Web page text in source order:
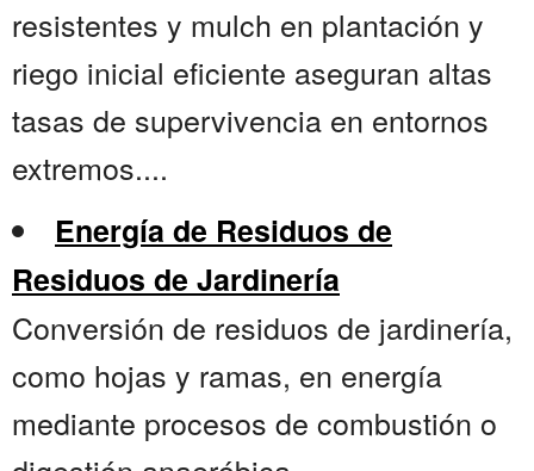
resistentes y mulch en plantación y
riego inicial eficiente aseguran altas
tasas de supervivencia en entornos
extremos....
Energía de Residuos de
Residuos de Jardinería
Conversión de residuos de jardinería,
como hojas y ramas, en energía
mediante procesos de combustión o